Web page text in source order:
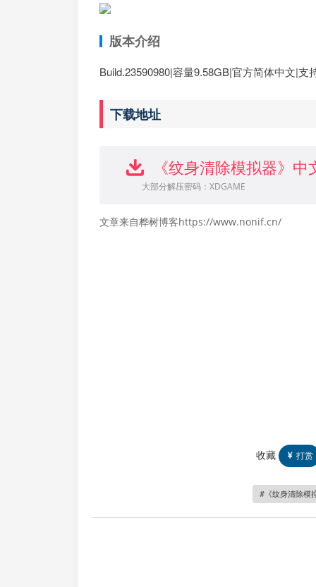
版本介绍
Build.23590980|容量9.58GB|官方简体中文|支
下载地址
《纹身清除模拟器》中
大部分解压密码：XDGAME
文章来自桦树博客https://www.nonif.cn/
收藏 打赏
《纹身清除模